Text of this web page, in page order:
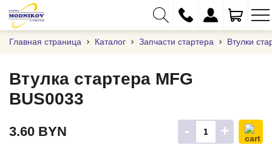
+375 (17) 373-97-09
+375 (29) 262-61-18
Главная страница Каталог Запчасти стартера Втулки
3.60 BYN - +
Втулка стартера MFG
BUS0033